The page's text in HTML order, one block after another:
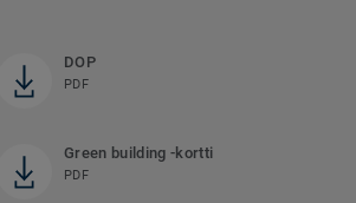
DOP
PDF
Green building -kortti
PDF